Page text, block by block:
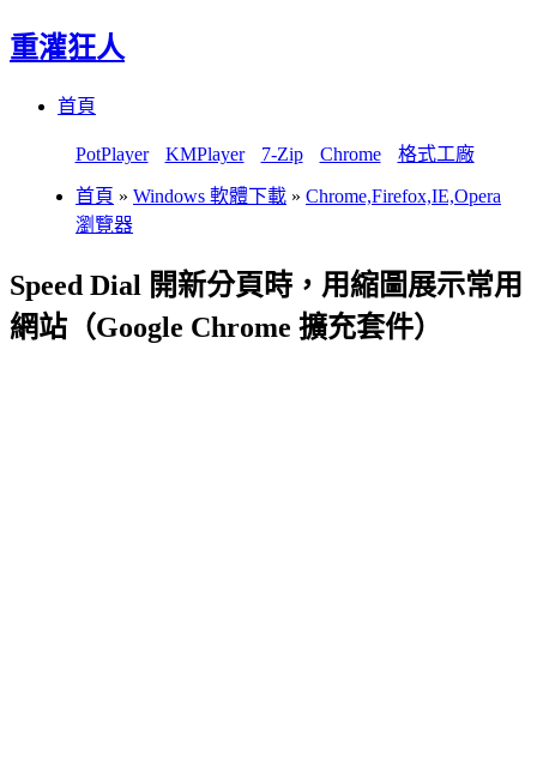
重灌狂人
首頁
PotPlayer KMPlayer 7-Zip Chrome 格式工廠
首頁 » Windows 軟體下載 » Chrome,Firefox,IE,Opera
瀏覽器
Speed Dial 開新分頁時，用縮圖展示常用
網站（Google Chrome 擴充套件）